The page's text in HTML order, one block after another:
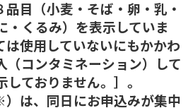
目（小麦・そば・卵・乳・
・くるみ）を表示していま
は使用していないにもかかわ
（コンタミネーション）して
ておりません。］。
は、同日にお申込みが集中